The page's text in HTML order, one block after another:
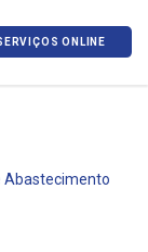
ONLINE
Abastecimento